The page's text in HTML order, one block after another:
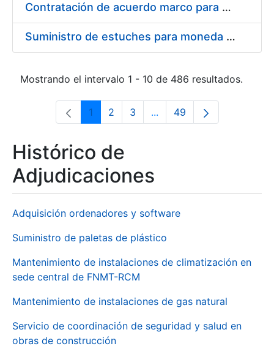
Contratación de acuerdo marco para el Suministro de Material de Electricidad para la Fábrica Nacional de Moneda y Timbre-Real Casa de la Moneda en su centro de trabajo de Burgos
Suministro de estuches para moneda de 30 €
Mostrando el intervalo 1 - 10 de 486 resultados.
Página
1 Página
2 Página
3 ...Páginas intermedias Use
Página
49
Histórico de
Adjudicaciones
Adquisición ordenadores y software
Suministro de paletas de plástico
Mantenimiento de instalaciones de climatización en
sede central de FNMT-RCM
Mantenimiento de instalaciones de gas natural
Servicio de coordinación de seguridad y salud en
obras de construcción